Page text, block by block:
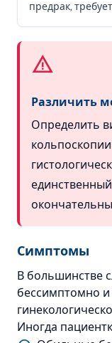
предрак,
Различить
Определить
Симптомы
В большинстве
бессимптомно и
Иногда